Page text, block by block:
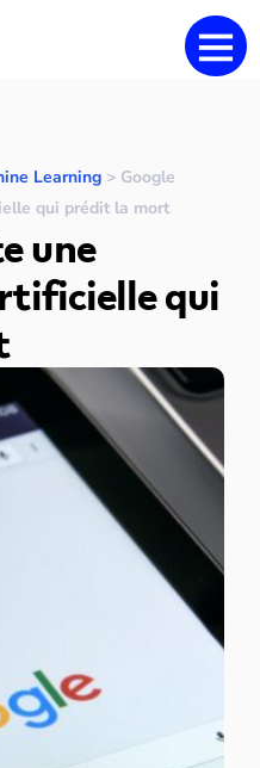
Learning > Google
qui prédit la mort
une
qui